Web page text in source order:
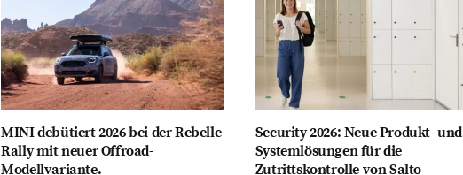
MINI debütiert 2026 bei der Rebelle
Rally mit neuer Offroad-
Modellvariante.
Security 2026: Neue Produkt- und
Systemlösungen für die
Zutrittskontrolle von Salto